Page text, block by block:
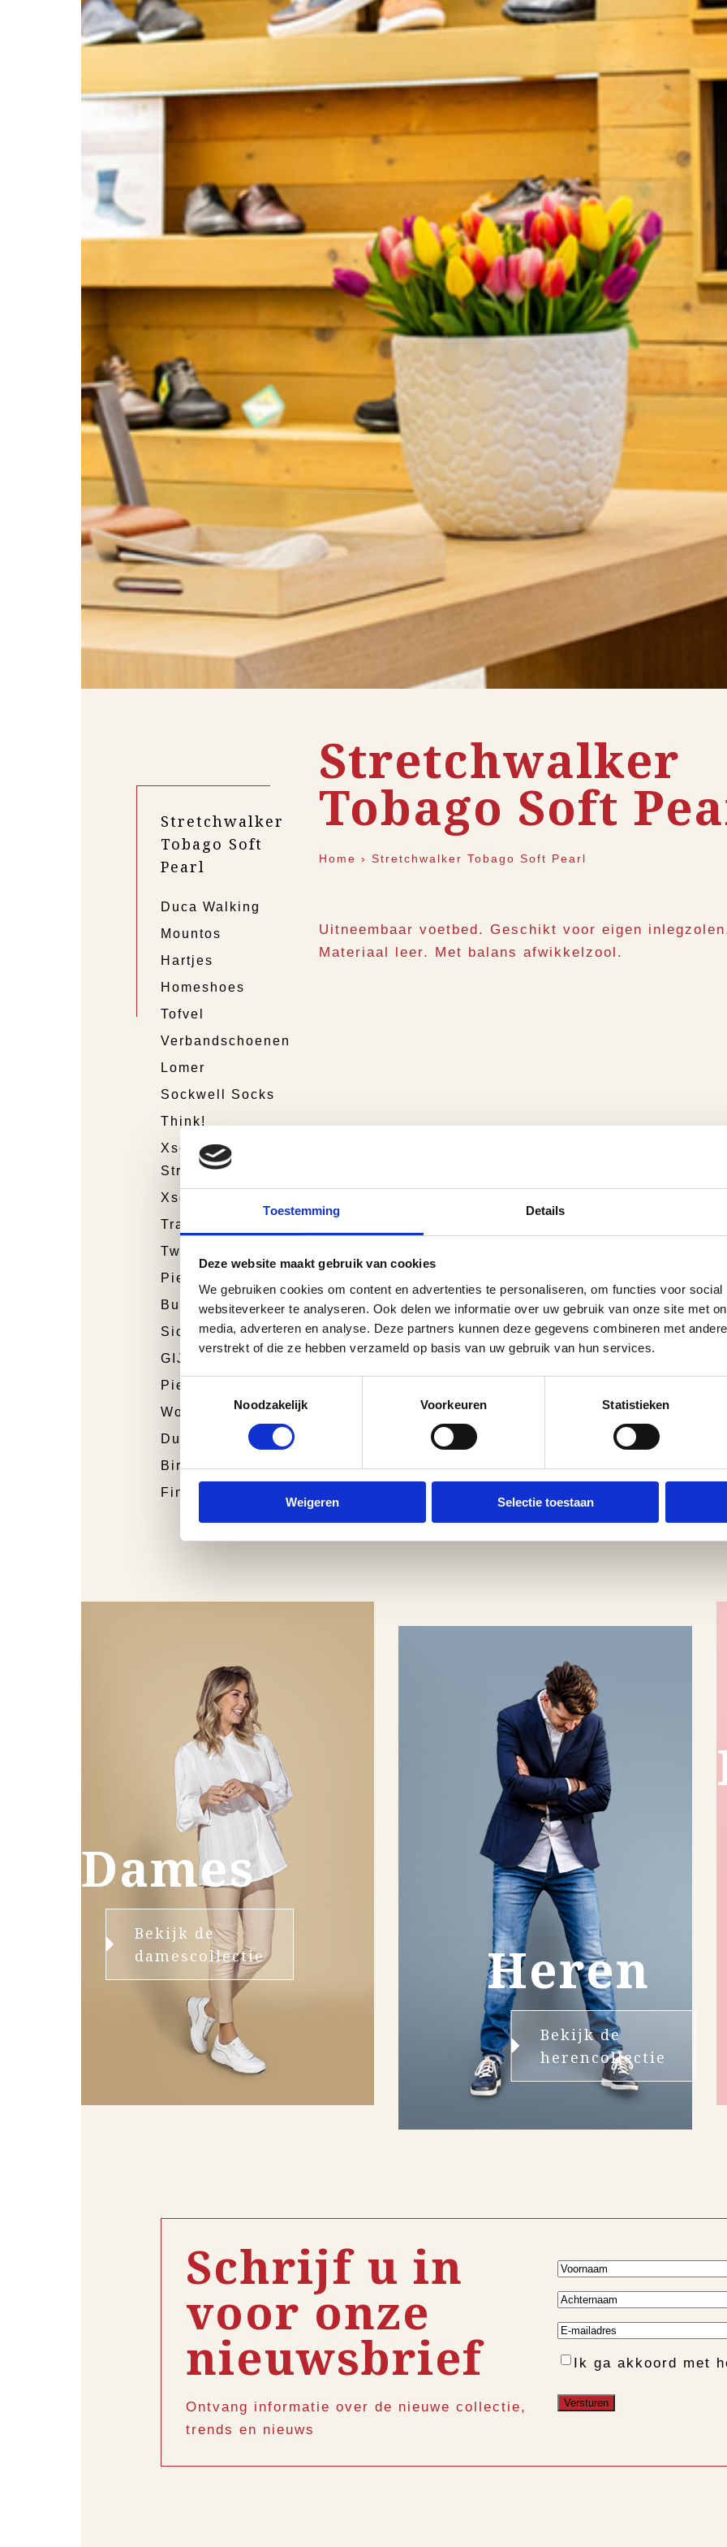
Toestemming Details
Deze website maakt gebruik van cookies
We gebruiken cookies om content en advertenties te personaliseren, om functies voor
websiteverkeer te analyseren. Ook delen we informatie over uw gebruik van onze site met
media, adverteren en analyse. Deze partners kunnen deze gegevens combineren met
verstrekt of die ze hebben verzameld op basis van uw gebruik van hun services.
Toestemmingsselectie
Noodzakelijk
Voorkeuren Statistieken
Weigeren Selectie toestaan
Stretchwalker
Tobago Soft
Pearl
Duca Walking
Mountos
Hartjes
Homeshoes
Tofvel
Verbandschoenen
Lomer
Sockwell Socks
Think!
Xsensible
Stretchwalker
Xsensible
Trackstyle
Twins
Piedro Sport
Bunnies Junior
Sioux
GIJS
Piedro
Wolky
Durea
Birkenstock
Finn Comfort
Stretchwalker
Tobago Soft
Home ›Stretchwalker Tobago Soft Pearl
Uitneembaar voetbed. Geschikt voor eigen
Materiaal leer. Met balans afwikkelzool.
Dames
Bekijk de
damescollectie
Heren
Bekijk de
herencollectie
Schrijf u in
voor onze
nieuwsbrief
Ontvang informatie over de nieuwe collectie,
trends en nieuws
Voornaam
Achternaam
E-
mailadres
Instemming
Ik ga akkoord met